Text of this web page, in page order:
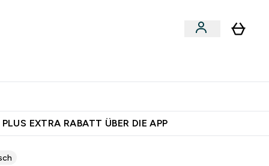
EXTRA RABATT ÜBER DIE APP